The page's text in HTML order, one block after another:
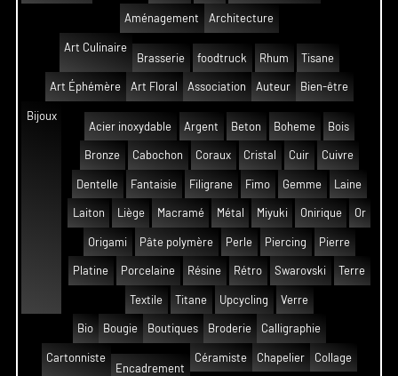
Aménagement Architecture
Art Culinaire
Brasserie
foodtruck Rhum Tisane
Art Éphémère Art Floral Association Auteur Bien-être
Bijoux
Acier inoxydable
Argent Beton Boheme Bois
Bronze Cabochon Coraux Cristal Cuir Cuivre
Dentelle Fantaisie Filigrane Fimo Gemme Laine
Laiton Liège Macramé Métal Miyuki Onirique Or
Origami Pâte polymère Perle Piercing Pierre
Platine Porcelaine Résine Rétro Swarovski Terre
Textile Titane Upcycling Verre
Bio Bougie Boutiques Broderie Calligraphie
Cartonniste
Encadrement
Céramiste Chapelier Collage